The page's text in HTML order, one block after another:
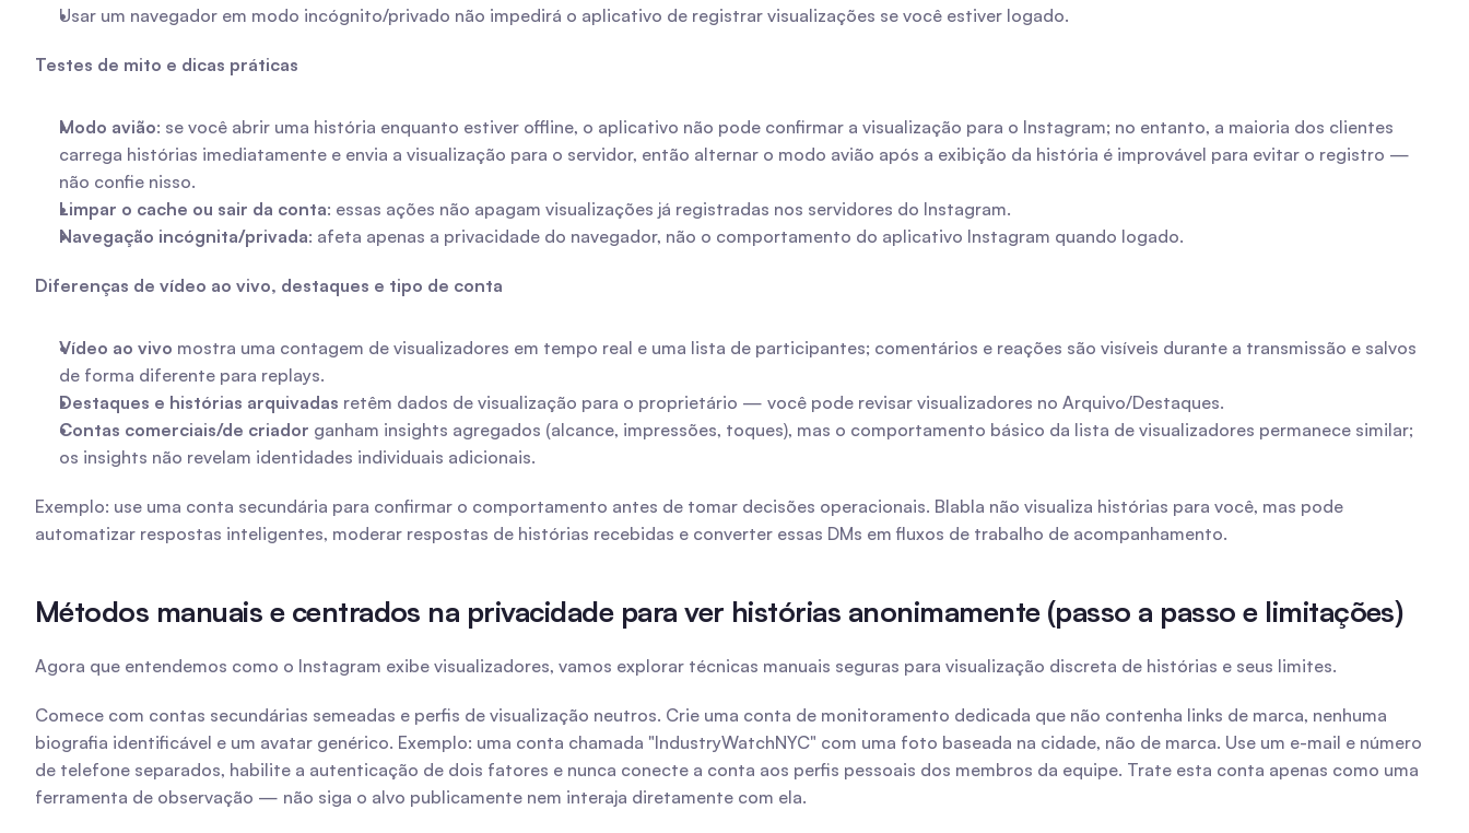
Usar um navegador em modo incógnito/privado não impedirá o aplicativo de registrar visualizações se você estiver logado.
Testes de mito e dicas práticas
Modo avião: se você abrir uma história enquanto estiver offline, o aplicativo não pode confirmar a visualização para o Instagram; no entanto, a maioria dos clientes
carrega histórias imediatamente e envia a visualização para o servidor, então alternar o modo avião após a exibição da história é improvável para evitar o registro —
não confie nisso.
Limpar o cache ou sair da conta: essas ações não apagam visualizações já registradas nos servidores do Instagram.
Navegação incógnita/privada: afeta apenas a privacidade do navegador, não o comportamento do aplicativo Instagram quando logado.
Diferenças de vídeo ao vivo, destaques e tipo de conta
Vídeo ao vivo mostra uma contagem de visualizadores em tempo real e uma lista de participantes; comentários e reações são visíveis durante a transmissão e salvos
de forma diferente para replays.
Destaques e histórias arquivadas retêm dados de visualização para o proprietário — você pode revisar visualizadores no Arquivo/Destaques.
Contas comerciais/de criador ganham insights agregados (alcance, impressões, toques), mas o comportamento básico da lista de visualizadores permanece similar;
os insights não revelam identidades individuais adicionais.
Exemplo: use uma conta secundária para confirmar o comportamento antes de tomar decisões operacionais. Blabla não visualiza histórias para você, mas pode
automatizar respostas inteligentes, moderar respostas de histórias recebidas e converter essas DMs em fluxos de trabalho de acompanhamento.
Métodos manuais e centrados na privacidade para ver histórias anonimamente (passo a passo e limitações)
Agora que entendemos como o Instagram exibe visualizadores, vamos explorar técnicas manuais seguras para visualização discreta de histórias e seus limites.
Comece com contas secundárias semeadas e perfis de visualização neutros. Crie uma conta de monitoramento dedicada que não contenha links de marca, nenhuma
biografia identificável e um avatar genérico. Exemplo: uma conta chamada "IndustryWatchNYC" com uma foto baseada na cidade, não de marca. Use um e-mail e número
de telefone separados, habilite a autenticação de dois fatores e nunca conecte a conta aos perfis pessoais dos membros da equipe. Trate esta conta apenas como uma
ferramenta de observação — não siga o alvo publicamente nem interaja diretamente com ela.